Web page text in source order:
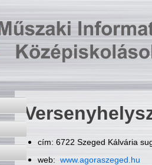
cím: 6722 Szeged Kálvária
web: www.agoraszeged.hu